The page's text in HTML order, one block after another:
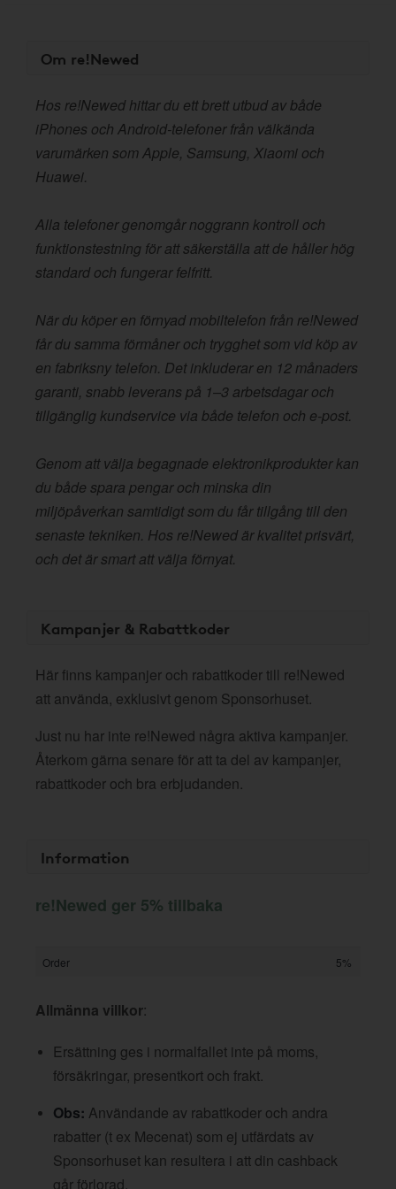
Om re!Newed
Hos re!Newed hittar du ett brett utbud av både
iPhones och Android-telefoner från välkända
varumärken som Apple, Samsung, Xiaomi och
Huawei.
Alla telefoner genomgår noggrann kontroll och
funktionstestning för att säkerställa att de håller hög
standard och fungerar felfritt.
När du köper en förnyad mobiltelefon från re!Newed
får du samma förmåner och trygghet som vid köp av
en fabriksny telefon. Det inkluderar en 12 månaders
garanti, snabb leverans på 1–3 arbetsdagar och
tillgänglig kundservice via både telefon och e-post.
Genom att välja begagnade elektronikprodukter kan
du både spara pengar och minska din
miljöpåverkan samtidigt som du får tillgång till den
senaste tekniken. Hos re!Newed är kvalitet prisvärt,
och det är smart att välja förnyat.
Kampanjer & Rabattkoder
Här finns kampanjer och rabattkoder till re!Newed
att använda, exklusivt genom Sponsorhuset.
Just nu har inte re!Newed några aktiva kampanjer.
Återkom gärna senare för att ta del av kampanjer,
rabattkoder och bra erbjudanden.
Information
re!Newed ger 5% tillbaka
Order 5%
Allmänna villkor:
Ersättning ges i normalfallet inte på moms,
försäkringar, presentkort och frakt.
Obs: Användande av rabattkoder och andra
rabatter (t ex Mecenat) som ej utfärdats av
Sponsorhuset kan resultera i att din cashback
går förlorad.